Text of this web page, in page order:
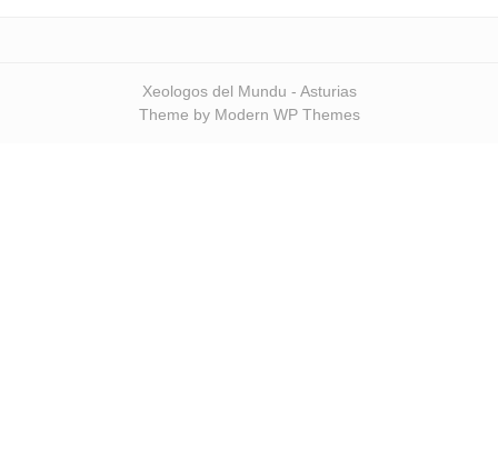
Xeologos del Mundu - Asturias
Theme by Modern WP Themes